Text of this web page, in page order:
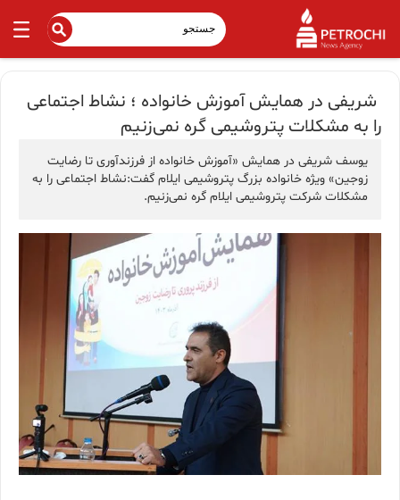
‍ شریفی در همایش آموزش خانواده ؛ نشاط اجتماعی
را به مشکلات پتروشیمی گره نمی‌زنیم
یوسف شریفی در همایش «آموزش خانواده از فرزندآوری تا رضایت
زوجین» ویژه خانواده بزرگ پتروشیمی ایلام گفت:نشاط اجتماعی را به
مشکلات شرکت پتروشیمی ایلام گره نمی‌زنیم.